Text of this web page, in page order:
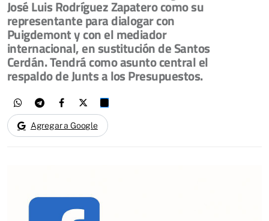
José Luis Rodríguez Zapatero como su
representante para dialogar con
Puigdemont y con el mediador
internacional, en sustitución de Santos
Cerdán. Tendrá como asunto central el
respaldo de Junts a los Presupuestos.
Agregar a Google